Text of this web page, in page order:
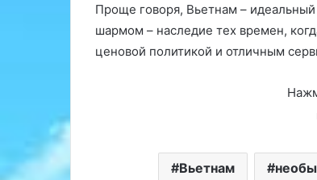
Проще говоря, Вьетнам –
шармом – наследие тех времен,
ценовой политикой и отличным
Вьетнам